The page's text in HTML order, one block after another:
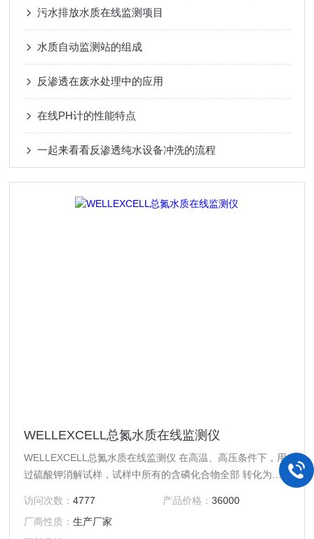
污水排放水质在线监测项目
水质自动监测站的组成
反渗透在废水处理中的应用
在线PH计的性能特点
一起来看看反渗透纯水设备冲洗的流程
WELLEXCELL总氮水质在线监测仪
WELLEXCELL总氮水质在线监测仪 在高温、高压条件下，用
过硫酸钾消解试样，试样中所有的含磷化合物全部 转化为正
盐与偏钒 酸铵和钼酸铵形成可溶性的磷钒钼黄络合物，在
420nm 波长处测定其吸光度， 该吸光度与试样的正磷酸盐浓
访问次数：4777 产品价格： 36000
厂商性质：生产厂家